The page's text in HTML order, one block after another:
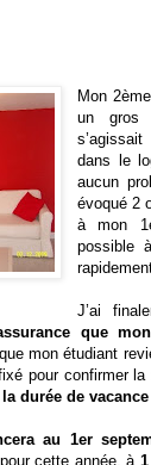
Mon
un gros
dans le
aucun
évoqué 2
à mon
possible
J’ai
que
mon étudiant
pour confirmer
durée de
au 1er
cette année, à1